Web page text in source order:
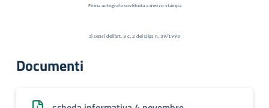
Firma autografa sostituita a mezzo stampa
ai sensi dell’art. 3 c, 2 del Dlgs n. 39/1993
Documenti